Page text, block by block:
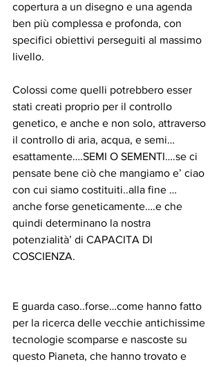
copertura a un disegno e una agenda
ben più complessa e profonda, con
specifici obiettivi perseguiti al massimo
livello.
Colossi come quelli potrebbero esser
stati creati proprio per il controllo
genetico, e anche e non solo, attraverso
il controllo di aria, acqua, e semi…
esattamente….SEMI O SEMENTI….se ci
pensate bene ciò che mangiamo e’ ciao
con cui siamo costituiti..alla fine …
anche forse geneticamente….e che
quindi determinano la nostra
potenzialità’ di CAPACITA DI
COSCIENZA.
E guarda caso..forse…come hanno fatto
per la ricerca delle vecchie antichissime
tecnologie scomparse e nascoste su
questo Pianeta, che hanno trovato e